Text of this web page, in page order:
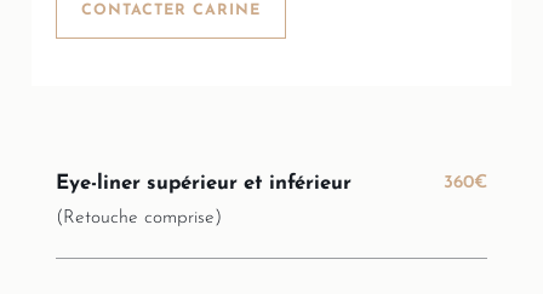
CONTACTER CARINE
Eye-liner supérieur et inférieur 360€
(Retouche comprise)